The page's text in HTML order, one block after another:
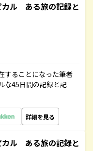
カル ある旅の記録と
することになった筆者
な45日間の記録と記
詳細を見る
カル ある旅の記録と